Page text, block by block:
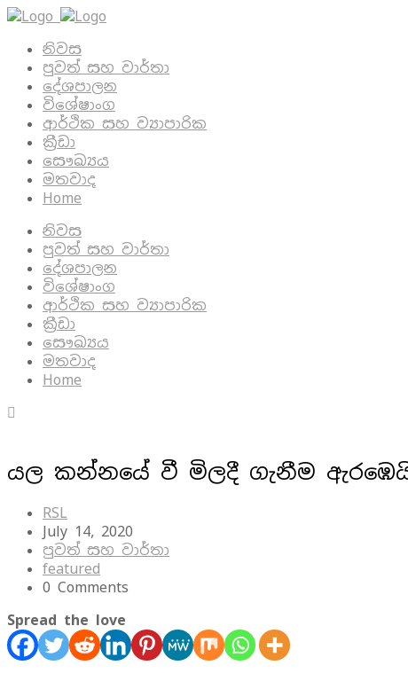
නිවස
පුවත් සහ වාර්තා
දේශපාලන
විශේෂාංග
ආර්ථික සහ ව්‍යාපාරික
ක්‍රීඩා
සෞඛ්‍යය
මතවාද
Home
නිවස
පුවත් සහ වාර්තා
දේශපාලන
විශේෂාංග
ආර්ථික සහ ව්‍යාපාරික
ක්‍රීඩා
සෞඛ්‍යය
මතවාද
Home
යල කන්නයේ වී මිලදී ගැනීම
RSL
July 14, 2020
පුවත් සහ වාර්තා
featured
0 Comments
Spread the love